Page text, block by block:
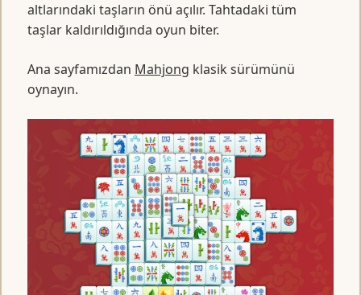
altlarındaki taşların önü açılır. Tahtadaki tüm
taşlar kaldırıldığında oyun biter.
Ana sayfamızdan Mahjong klasik sürümünü
oynayın.